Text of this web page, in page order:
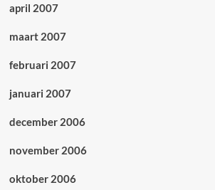
april 2007
maart 2007
februari 2007
januari 2007
december 2006
november 2006
oktober 2006